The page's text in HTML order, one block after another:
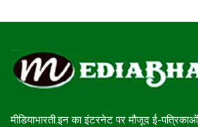
मीडियाभारती.इन का इंटरनेट पर मौजूद ई-